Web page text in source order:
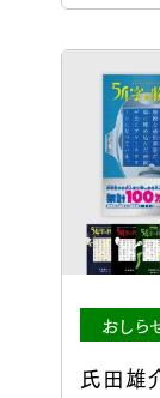
おしら
氏田雄